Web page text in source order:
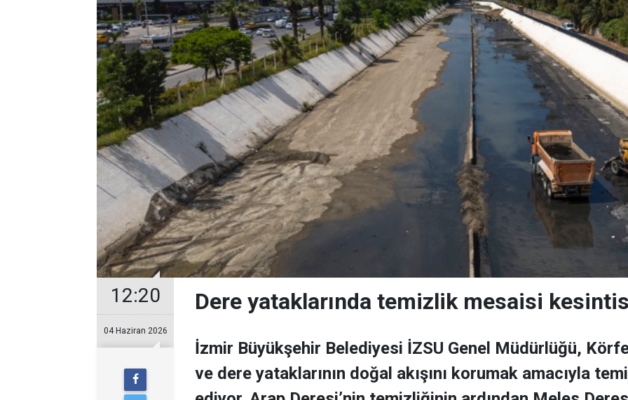
12:20
04 Haziran 2026
Dere yataklarında temizlik mesaisi
İzmir Büyükşehir Belediyesi İZSU Genel Müdürlüğü,
ve dere yataklarının doğal akışını korumak amacıyla